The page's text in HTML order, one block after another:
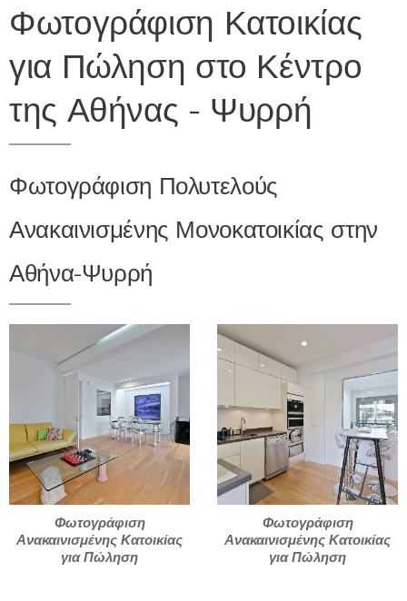
Φωτογράφιση Κατοικίας
για Πώληση στο Κέντρο
της Αθήνας - Ψυρρή
Φωτογράφιση Πολυτελούς
Ανακαινισμένης Μονοκατοικίας στην
Αθήνα-Ψυρρή
Φωτογράφιση
Ανακαινισμένης Κατοικίας
για Πώληση
Φωτογράφιση
Ανακαινισμένης Κατοικίας
για Πώληση